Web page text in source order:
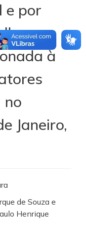
e por
à
no
Janeiro,
de Souza e
Henrique